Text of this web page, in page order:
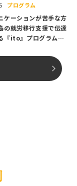
プログラム
ケーションが苦手な方
の就労移行支援で伝達
『ito』プログラム紹